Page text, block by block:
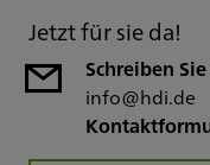
Jetzt für sie da!
Schreiben
info@hdi.de